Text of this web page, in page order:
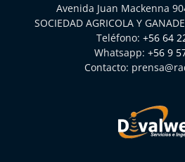
Avenida Juan Mackenna
SOCIEDAD AGRICOLA Y
Teléfono: +56 64
Whatsapp: +56 9
Contacto: